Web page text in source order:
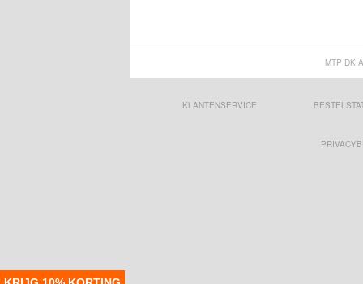
MTP DK
KLANTENSERVICE